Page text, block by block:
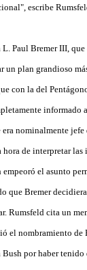
escribe
Paul Bremer III,
un plan grandioso
con la del
informado
nominalmente jefe
de interpretar las
el asunto
que Bremer
Rumsfeld cita un
el nombramiento de
por haber